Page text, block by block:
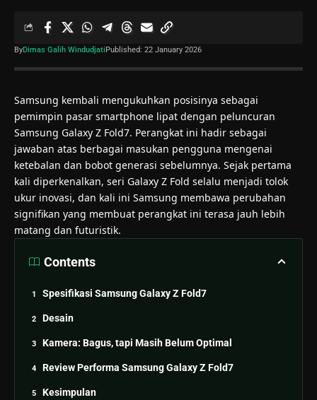
ByDimas Galih WindudjatiPublished: 22 January 2026
Samsung kembali mengukuhkan posisinya sebagai
pemimpin pasar smartphone lipat dengan peluncuran
Samsung Galaxy Z Fold7. Perangkat ini hadir sebagai
jawaban atas berbagai masukan pengguna mengenai
ketebalan dan bobot generasi sebelumnya. Sejak pertama
kali diperkenalkan, seri Galaxy Z Fold selalu menjadi tolok
ukur inovasi, dan kali ini Samsung membawa perubahan
signifikan yang membuat perangkat ini terasa jauh lebih
matang dan futuristik.
Contents
Spesifikasi Samsung Galaxy Z Fold7
Desain
Kamera: Bagus, tapi Masih Belum Optimal
Review Performa Samsung Galaxy Z Fold7
Kesimpulan